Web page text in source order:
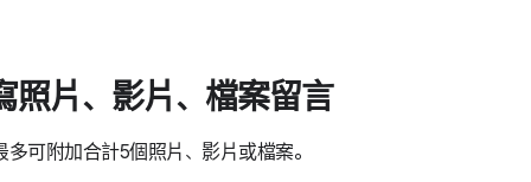
照片、影片、檔案留言
多可附加合計5個照片、影片或檔案。